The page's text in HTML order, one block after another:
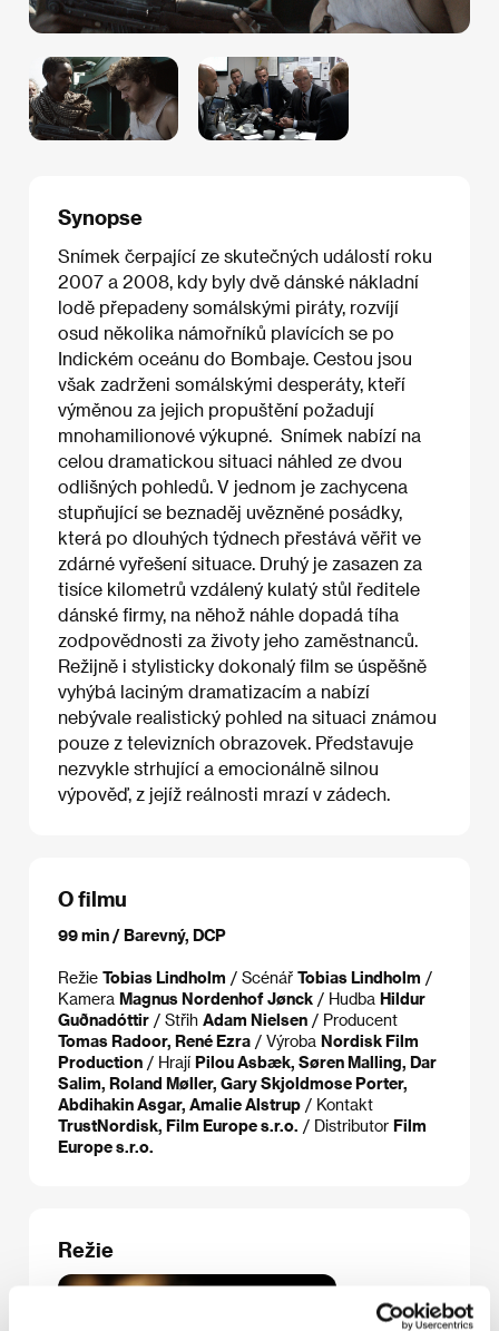
Synopse
Snímek čerpající ze skutečných událostí roku
2007 a 2008, kdy byly dvě dánské nákladní
lodě přepadeny somálskými piráty, rozvíjí
osud několika námořníků plavících se po
Indickém oceánu do Bombaje. Cestou jsou
však zadrženi somálskými desperáty, kteří
výměnou za jejich propuštění požadují
mnohamilionové výkupné. Snímek nabízí na
celou dramatickou situaci náhled ze dvou
odlišných pohledů. V jednom je zachycena
stupňující se beznaděj uvězněné posádky,
která po dlouhých týdnech přestává věřit ve
zdárné vyřešení situace. Druhý je zasazen za
tisíce kilometrů vzdálený kulatý stůl ředitele
dánské firmy, na něhož náhle dopadá tíha
zodpovědnosti za životy jeho zaměstnanců.
Režijně i stylisticky dokonalý film se úspěšně
vyhýbá laciným dramatizacím a nabízí
nebývale realistický pohled na situaci známou
pouze z televizních obrazovek. Představuje
nezvykle strhující a emocionálně silnou
výpověď, z jejíž reálnosti mrazí v zádech.
O filmu
99 min / Barevný, DCP
Režie Tobias Lindholm / Scénář Tobias Lindholm /
Kamera Magnus Nordenhof Jønck / Hudba Hildur
Guðnadóttir / Střih Adam Nielsen / Producent
Tomas Radoor, René Ezra / Výroba Nordisk Film
Production / Hrají Pilou Asbæk, Søren Malling, Dar
Salim, Roland Møller, Gary Skjoldmose Porter,
Abdihakin Asgar, Amalie Alstrup / Kontakt
TrustNordisk, Film Europe s.r.o. / Distributor Film
Europe s.r.o.
Režie